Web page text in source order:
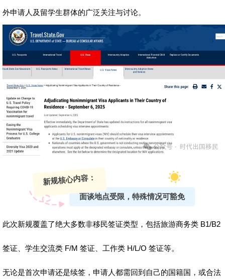
外申请人及留学生群体的广泛关注与讨论。
新规核心内容：
面谈地点受限，特殊情况可豁免
此次新规覆盖了绝大多数非移民签证类型，包括旅游商务类 B1/B2
签证、学生交流类 F/M 签证、工作类 H/L/O 签证等。
无论是首次申请还是续签，申请人都需回到自己的国籍国，或合法